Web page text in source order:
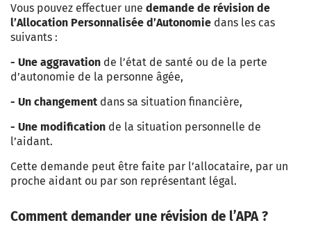
Vous pouvez effectuer une demande de révision de
l’Allocation Personnalisée d’Autonomie dans les cas
suivants :
- Une aggravation de l’état de santé ou de la perte
d’autonomie de la personne âgée,
- Un changement dans sa situation financière,
- Une modification de la situation personnelle de
l’aidant.
Cette demande peut être faite par l’allocataire, par un
proche aidant ou par son représentant légal.
Comment demander une révision de l’APA ?